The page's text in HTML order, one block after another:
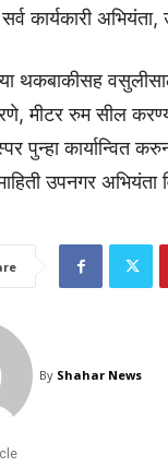
कार्यकारी
थकबाकीसह
मीटर रुम सील
पुन्हा कार्यान्वित
उपनगर अभियंता
By Shahar News